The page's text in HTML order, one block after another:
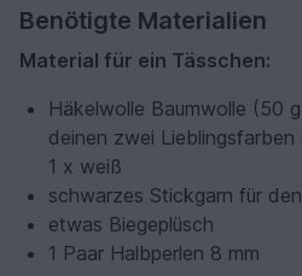
Benötigte Materialien
Material für ein Tässchen:
Häkelwolle Baumwolle (50
deinen zwei Lieblingsfarben
1 x weiß
schwarzes Stickgarn für
etwas Biegeplüsch
1 Paar Halbperlen 8 mm